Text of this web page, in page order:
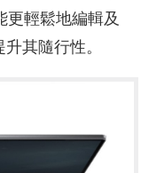
更輕鬆地編輯及
其隨行性。